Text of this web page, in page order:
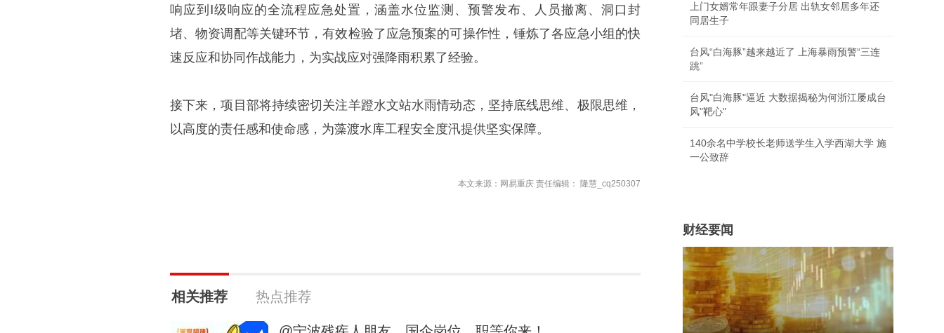
响应到Ⅰ级响应的全流程应急处置，涵盖水位监测、预警发布、人员撤离、洞口封
堵、物资调配等关键环节，有效检验了应急预案的可操作性，锤炼了各应急小组的快
速反应和协同作战能力，为实战应对强降雨积累了经验。
接下来，项目部将持续密切关注羊蹬水文站水雨情动态，坚持底线思维、极限思维，
以高度的责任感和使命感，为藻渡水库工程安全度汛提供坚实保障。
本文来源：网易重庆 责任编辑： 隆慧_cq250307
相关推荐 热点推荐
上门女婿常年跟妻子分居 出轨女邻居多年还
同居生子
台风“白海豚”越来越近了 上海暴雨预警“三连
跳”
台风"白海豚"逼近 大数据揭秘为何浙江屡成台
风"靶心"
140余名中学校长老师送学生入学西湖大学 施
一公致辞
财经要闻